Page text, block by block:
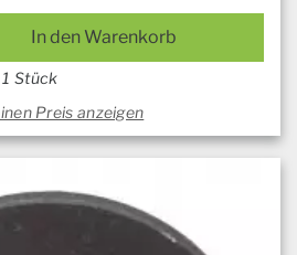
In den Warenkorb
Stück
Preis anzeigen